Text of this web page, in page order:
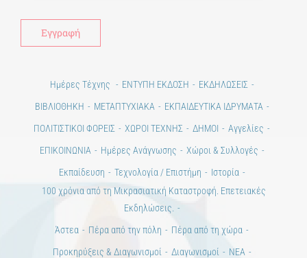
Ημέρες Τέχνης ΕΝΤΥΠΗ ΕΚΔΟΣΗ
ΕΚΔΗΛΩΣΕΙΣ
ΒΙΒΛΙΟΘΗΚΗ
ΜΕΤΑΠΤΥΧΙΑΚΑ
ΕΚΠΑΙΔΕΥΤΙΚΑ ΙΔΡΥΜΑΤΑ
ΠΟΛΙΤΙΣΤΙΚΟΙ ΦΟΡΕΙΣ
ΧΩΡΟΙ ΤΕΧΝΗΣ ΔΗΜΟΙ
Αγγελίες
ΕΠΙΚΟΙΝΩΝΙΑ
Ημέρες Ανάγνωσης
Χώροι & Συλλογές
Εκπαίδευση
Τεχνολογία / Επιστήμη
Ιστορία
100 χρόνια από τη Μικρασιατική Καταστροφή. Επετειακές
Εκδηλώσεις.
Άστεα
Πέρα από την πόλη
Πέρα από τη χώρα
Προκηρύξεις & Διαγωνισμοί
Διαγωνισμοί
ΝΕΑ